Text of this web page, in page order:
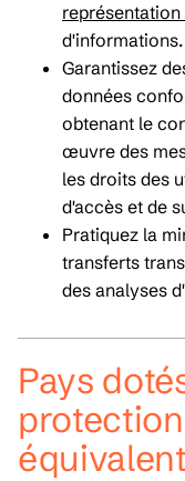
représentation
d'informations.
Garantissez
données
obtenant le
œuvre des
les droits des
d'accès et de
Pratiquez la
transferts
des analyses
Pays